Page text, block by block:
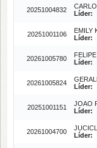
20251004832
Líder:
20251001106
EMILY
Líder:
20261005780
Líder:
20261005824
Líder:
20251001151
JOAO
Líder:
20261004700
Líder: